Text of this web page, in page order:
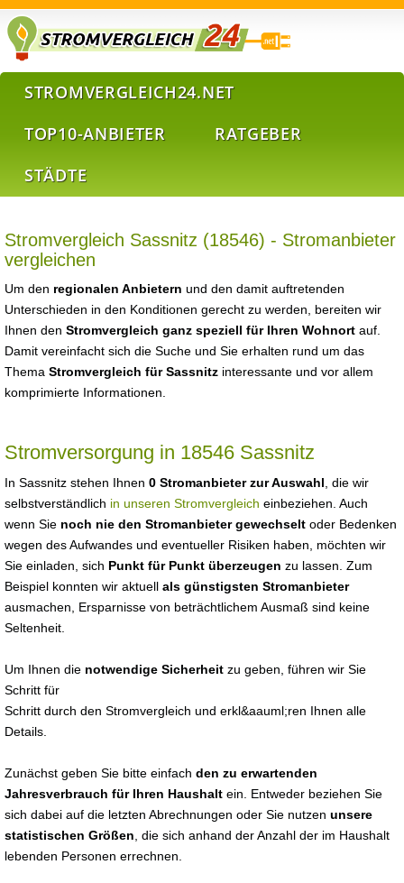
STROMVERGLEICH24.NET
TOP10-ANBIETER
RATGEBER
STÄDTE
Stromvergleich Sassnitz (18546) - Stromanbieter
vergleichen
Um den regionalen Anbietern und den damit auftretenden
Unterschieden in den Konditionen gerecht zu werden, bereiten wir
Ihnen den Stromvergleich ganz speziell für Ihren Wohnort auf.
Damit vereinfacht sich die Suche und Sie erhalten rund um das
Thema Stromvergleich für Sassnitz interessante und vor allem
komprimierte Informationen.
Stromversorgung in 18546 Sassnitz
In Sassnitz stehen Ihnen 0 Stromanbieter zur Auswahl , die wir
selbstverständlich in unseren Stromvergleich einbeziehen. Auch
wenn Sie noch nie den Stromanbieter gewechselt oder Bedenken
wegen des Aufwandes und eventueller Risiken haben, möchten wir
Sie einladen, sich Punkt für Punkt überzeugen zu lassen. Zum
Beispiel konnten wir aktuell als günstigsten Stromanbieter
ausmachen, Ersparnisse von beträchtlichem Ausmaß sind keine
Seltenheit.
Um Ihnen die notwendige Sicherheit zu geben, führen wir Sie
Schritt für
Schritt durch den Stromvergleich und erkl&aauml;ren Ihnen alle
Details.
Zunächst geben Sie bitte einfach den zu erwartenden
Jahresverbrauch für Ihren Haushalt ein. Entweder beziehen Sie
sich dabei auf die letzten Abrechnungen oder Sie nutzen unsere
statistischen Größen , die sich anhand der Anzahl der im Haushalt
lebenden Personen errechnen.